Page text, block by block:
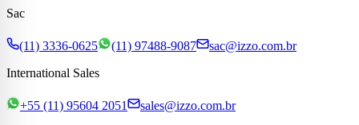
Sac
(11) 3336-0625 (11) 97488-9087
sac@izzo.com.br
International Sales
+55 (11) 95604 2051
sales@izzo.com.br